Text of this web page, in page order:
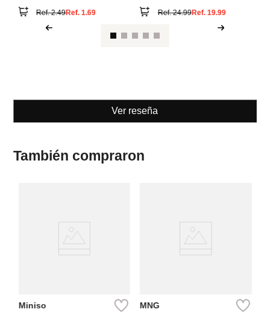
unidades)
Ref.2.49Ref.1.69 Ref.24.99Ref. 19.99
Ver reseña
También compraron
Miniso
MNG